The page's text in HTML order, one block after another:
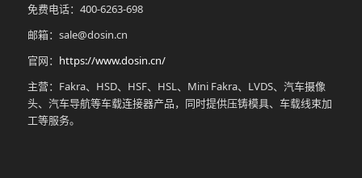
免费电话：400-6263-698
邮箱：sale@dosin.cn
官网： https://www.dosin.cn/
主营：Fakra、HSD、HSF、HSL、Mini Fakra、LVDS、汽车摄像
头、汽车导航等车载连接器产品，同时提供压铸模具、车载线束加
工等服务。